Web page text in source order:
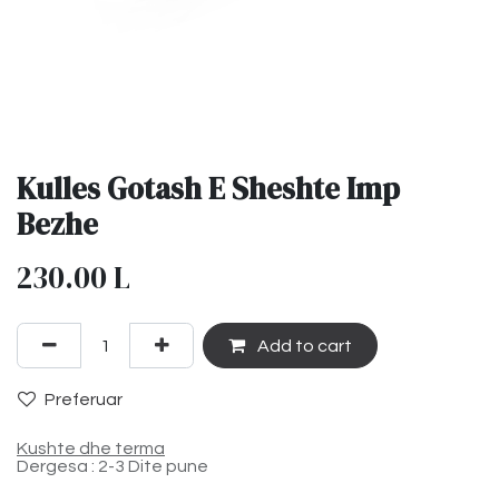
Kulles Gotash E Sheshte Imp
Bezhe
230.00L
Add to cart
Preferuar
Kushte dhe terma
Dergesa : 2-3 Dite pune